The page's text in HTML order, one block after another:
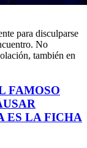
para disculparse
No
también en
FAMOSO
ES LA FICHA